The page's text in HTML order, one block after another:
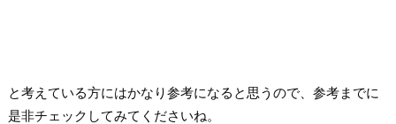
と考えている方にはかなり参考になると思うので、参考までに
是非チェックしてみてくださいね。